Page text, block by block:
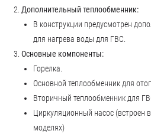
Дополнительный теплообменник:
В конструкции предусмотрен
для нагрева воды для ГВС.
Основные компоненты:
Горелка.
Основной теплообменник для
Вторичный теплообменник для
Циркуляционный насос (встроен
моделях)